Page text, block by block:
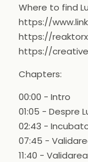
Where to find
https://
https://
https://
Chapters:
00:00 - Intro
01:05 - Despre
02:43 -
07:45 -
11:40 -